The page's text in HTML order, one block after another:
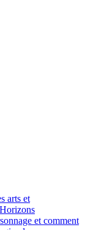
arts et
et comment